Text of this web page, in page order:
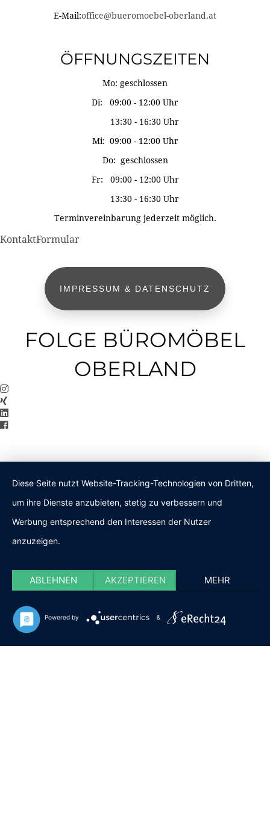
E-Mail:office@bueromoebel-oberland.at
ÖFFNUNGSZEITEN
Mo: geschlossen
Di: 09:00 - 12:00 Uhr
13:30 - 16:30 Uhr
Mi: 09:00 - 12:00 Uhr
Do: geschlossen
Fr: 09:00 - 12:00 Uhr
13:30 - 16:30 Uhr
Terminvereinbarung jederzeit möglich.
KontaktFormular
IMPRESSUM & DATENSCHUTZ
FOLGE BÜROMÖBEL
OBERLAND
Diese Seite nutzt Website-Tracking-Technologien von Dritten,
um ihre Dienste anzubieten, stetig zu verbessern und
Werbung entsprechend den Interessen der Nutzer
anzuzeigen.
ABLEHNEN AKZEPTIEREN MEHR
Powered by &